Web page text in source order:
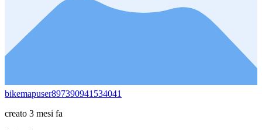
bikemapuser897390941534041
creato 3 mesi fa